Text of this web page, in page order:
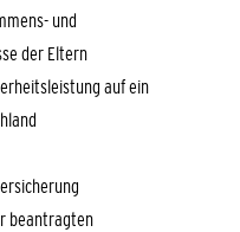
und
der Eltern
auf ein
beantragten